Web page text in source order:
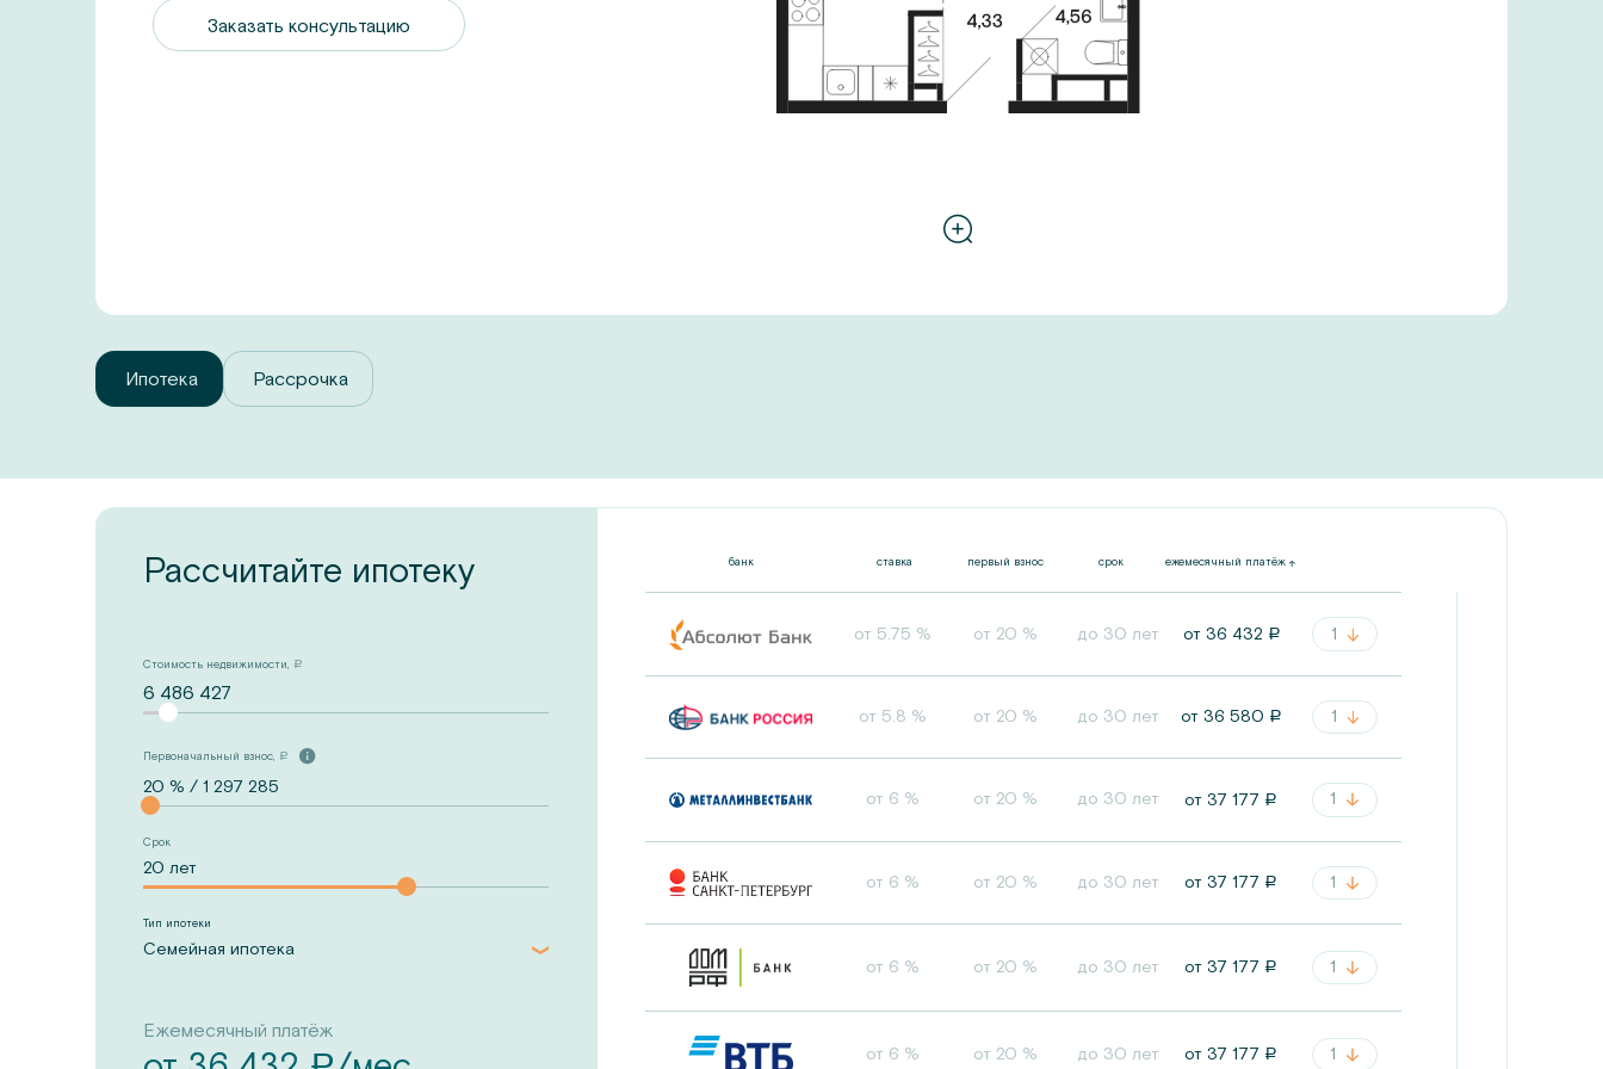
Заказать консультацию
Ипотека Рассрочка
Рассчитайте ипотеку
Стоимость недвижимости, a
6 486 427
Первоначальный взнос, a
Срок
Тип ипотеки
Семейная ипотека
Ежемесячный платёж
банк ставка первый взнос срок ежемесячный платёж
от 5.75 % от 20 % до 30 лет от 36 432 a 1
от 5.8 % от 20 % до 30 лет от36 580 a 1
от 6 % от 20 % до 30 лет от37 177 a 1
от 6 % от 20 % до 30 лет от37 177 a 1
от 6 % от 20 % до 30 лет от37 177 a 1
от 6 % от 20 % до 30 лет от37 177 a 1